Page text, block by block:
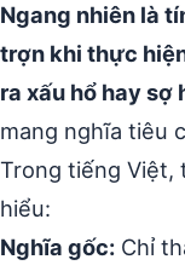
Ngang nhiên là
trợn khi thực
ra xấu hổ hay sợ
mang nghĩa tiêu
Trong tiếng Việt,
hiểu:
Nghĩa gốc: Chỉ